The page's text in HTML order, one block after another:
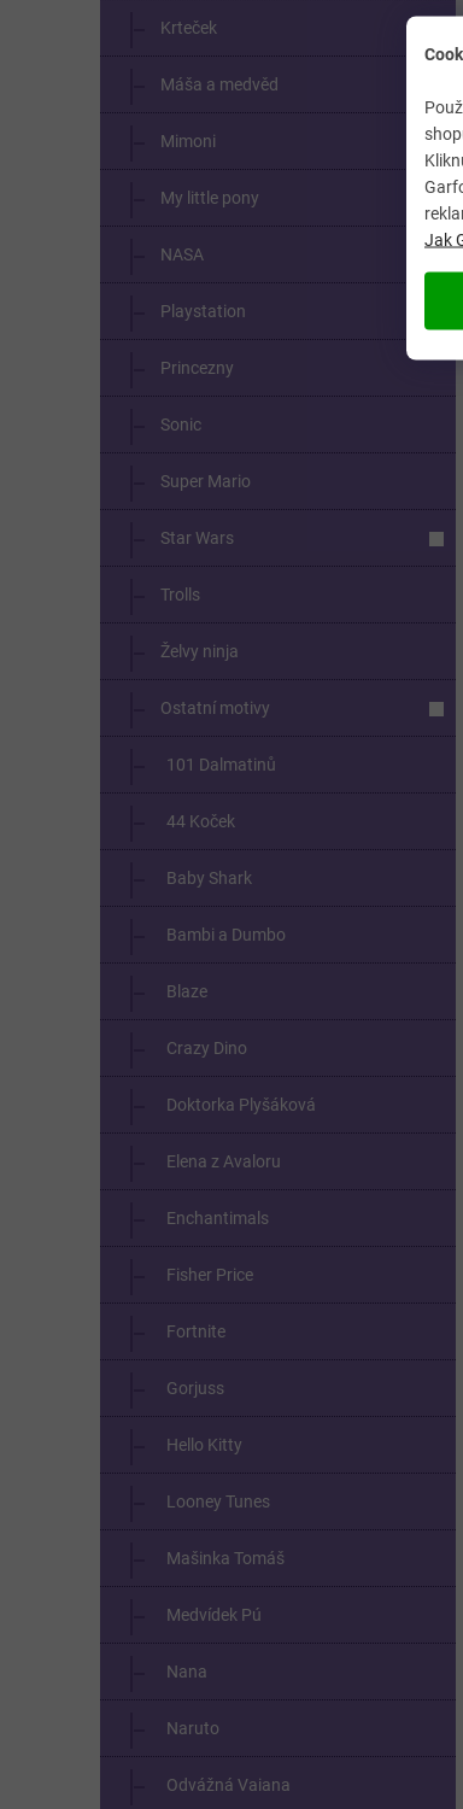
Jak
Krteček
Máša a medvěd
Mimoni
My little pony
NASA
Playstation
Princezny
Sonic
Super Mario
Star Wars
Trolls
Želvy ninja
Ostatní motivy
101 Dalmatinů
44 Koček
Baby Shark
Bambi a Dumbo
Blaze
Crazy Dino
Doktorka Plyšáková
Elena z Avaloru
Enchantimals
Fisher Price
Fortnite
Gorjuss
Hello Kitty
Looney Tunes
Mašinka Tomáš
Medvídek Pú
Nana
Naruto
Odvážná Vaiana